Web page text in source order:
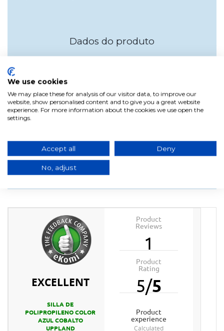
Dados do produto
Profundidade
42cm
Cor
Cobalto azul
EXCELLENT
SILLA DE
POLIPROPILENO COLOR
AZUL COBALTO
UPPLAND
Product
Reviews
1
Product
Rating
5/5
product
experience
calculated
We use cookies
We may place these for analysis of our visitor data, to improve our
website, show personalised content and to give you a great website
experience. For more information about the cookies we use open the
settings.
Accept all Deny
No, adjust